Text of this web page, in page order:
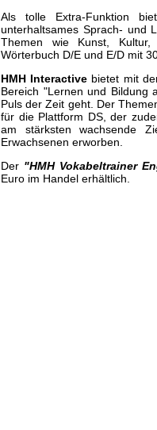
Als tolle Extra-Funktion
unterhaltsames Sprach- und
Themen wie Kunst, Kultur,
Wörterbuch D/E und E/D mit
HMH Interactive bietet mit
Bereich "Lernen und Bildung
Puls der Zeit geht. Der
für die Plattform DS, der
am stärksten wachsende
Erwachsenen erworben.
Der "HMH Vokabeltrainer
Euro im Handel erhältlich.